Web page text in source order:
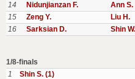
14 Nidunjianzan F. Ann S.
15
Zeng Y. Liu H.
16
Sarksian D. Shin
1/8-finals
1
Shin S. (1)